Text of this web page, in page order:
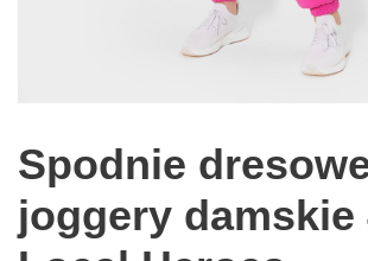
Spodnie
joggery damskie